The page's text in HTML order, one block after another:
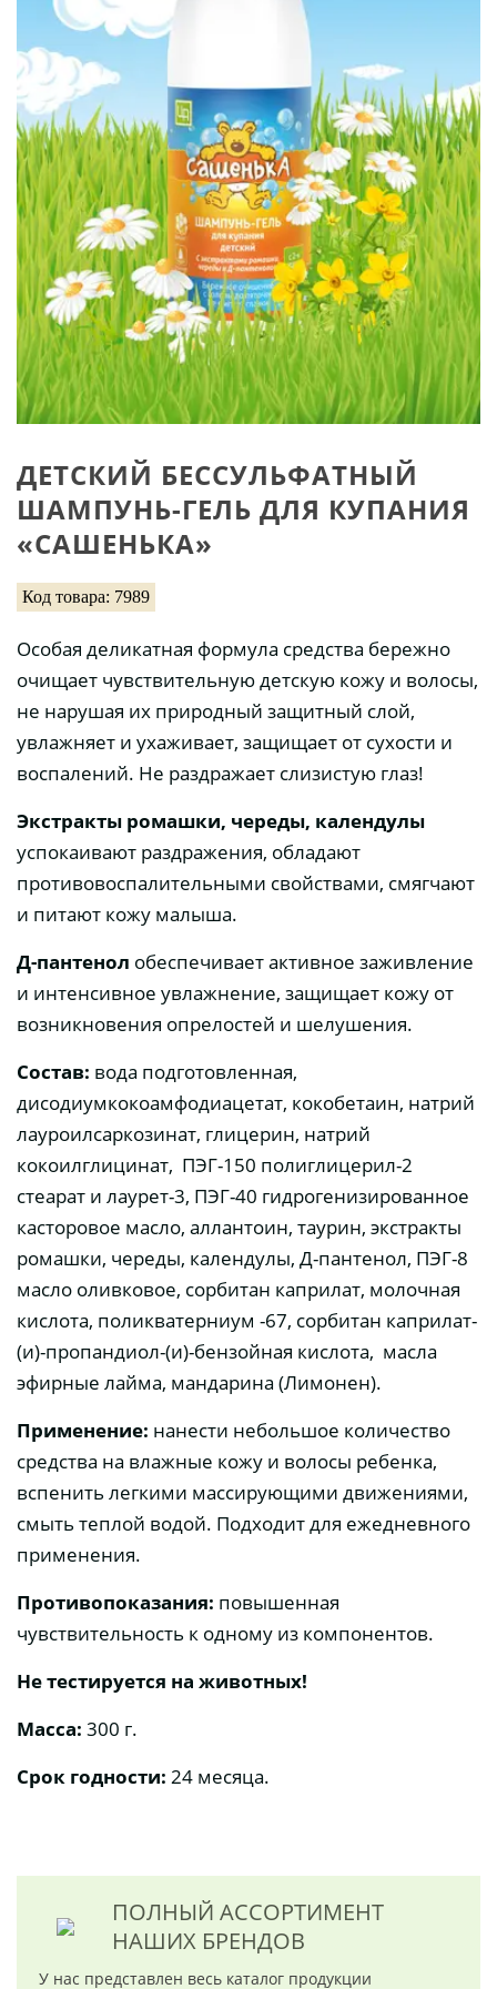
ДЕТСКИЙ БЕССУЛЬФАТНЫЙ
ШАМПУНЬ-ГЕЛЬ ДЛЯ КУПАНИЯ
«САШЕНЬКА»
Код товара: 7989
Особая деликатная формула средства бережно
очищает чувствительную детскую кожу и волосы,
не нарушая их природный защитный слой,
увлажняет и ухаживает, защищает от сухости и
воспалений. Не раздражает слизистую глаз!
Экстракты ромашки, череды, календулы
успокаивают раздражения, обладают
противовоспалительными свойствами, смягчают
и питают кожу малыша.
Д-пантенол обеспечивает активное заживление
и интенсивное увлажнение, защищает кожу от
возникновения опрелостей и шелушения.
Состав: вода подготовленная,
дисодиумкокоамфодиацетат, кокобетаин, натрий
лауроилсаркозинат, глицерин, натрий
кокоилглицинат, ПЭГ-150 полиглицерил-2
стеарат и лаурет-3, ПЭГ-40 гидрогенизированное
касторовое масло, аллантоин, таурин, экстракты
ромашки, череды, календулы, Д-пантенол, ПЭГ-8
масло оливковое, сорбитан каприлат, молочная
кислота, поликватерниум -67, сорбитан каприлат-
(и)-пропандиол-(и)-бензойная кислота, масла
эфирные лайма, мандарина (Лимонен).
Применение: нанести небольшое количество
средства на влажные кожу и волосы ребенка,
вспенить легкими массирующими движениями,
смыть теплой водой. Подходит для ежедневного
применения.
Противопоказания: повышенная
чувствительность к одному из компонентов.
Не тестируется на животных!
Масса: 300 г.
Срок годности: 24 месяца.
ПОЛНЫЙ АССОРТИМЕНТ
НАШИХ БРЕНДОВ
У нас представлен весь каталог продукции